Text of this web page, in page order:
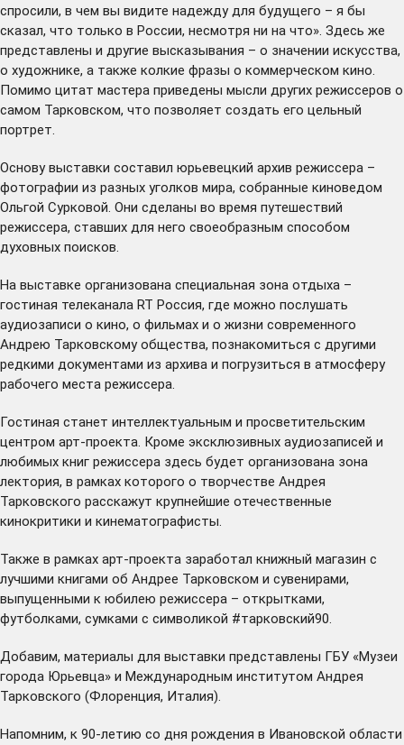
спросили, в чем вы видите надежду для будущего – я бы
сказал, что только в России, несмотря ни на что». Здесь же
представлены и другие высказывания – о значении искусства,
о художнике, а также колкие фразы о коммерческом кино.
Помимо цитат мастера приведены мысли других режиссеров о
самом Тарковском, что позволяет создать его цельный
портрет.
Основу выставки составил юрьевецкий архив режиссера –
фотографии из разных уголков мира, собранные киноведом
Ольгой Сурковой. Они сделаны во время путешествий
режиссера, ставших для него своеобразным способом
духовных поисков.
На выставке организована специальная зона отдыха –
гостиная телеканала RT Россия, где можно послушать
аудиозаписи о кино, о фильмах и о жизни современного
Андрею Тарковскому общества, познакомиться с другими
редкими документами из архива и погрузиться в атмосферу
рабочего места режиссера.
Гостиная станет интеллектуальным и просветительским
центром арт-проекта. Кроме эксклюзивных аудиозаписей и
любимых книг режиссера здесь будет организована зона
лектория, в рамках которого о творчестве Андрея
Тарковского расскажут крупнейшие отечественные
кинокритики и кинематографисты.
Также в рамках арт-проекта заработал книжный магазин с
лучшими книгами об Андрее Тарковском и сувенирами,
выпущенными к юбилею режиссера – открытками,
футболками, сумками с символикой #тарковский90.
Добавим, материалы для выставки представлены ГБУ «Музеи
города Юрьевца» и Международным институтом Андрея
Тарковского (Флоренция, Италия).
Напомним, к 90-летию со дня рождения в Ивановской области